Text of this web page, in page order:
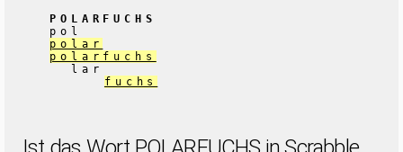
POLARFUCHS
pol
polar
polarfuchs
lar
fuchs